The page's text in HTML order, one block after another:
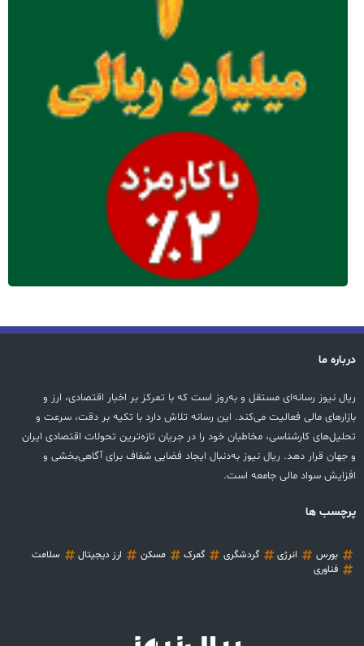
درباره ما
ریال نیوز رسانه‌ای مستقل و به‌روز است که با تمرکز بر اخبار اقتصادی، ارز و
بازارهای مالی فعالیت می‌کند. این رسانه تلاش دارد با تکیه بر دقت، سرعت و
تحلیل‌های کارشناسی، مخاطبان خود را در جریان تازه‌ترین تحولات اقتصادی ایران
و جهان قرار دهد. ریال نیوز به‌دنبال ایجاد فضایی شفاف برای آگاهی‌بخشی و
افزایش سواد مالی جامعه است.
پرچسب ها
بورس انرژی گردشگری گمرک مسکن ارز دیجیتال
سلامت
فناوری